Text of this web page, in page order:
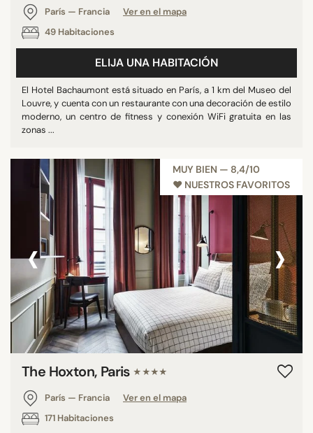
París — Francia
Ver en el mapa
49 Habitaciones
ELIJA UNA HABITACIÓN
El Hotel Bachaumont está situado en París, a 1 km del Museo del
Louvre, y cuenta con un restaurante con una decoración de estilo
moderno, un centro de fitness y conexión WiFi gratuita en las
zonas ...
MUY BIEN — 8,4/10
♥︎ NUESTROS FAVORITOS
‹ ›
The Hoxton, Paris ★★★★
París — Francia
Ver en el mapa
171 Habitaciones